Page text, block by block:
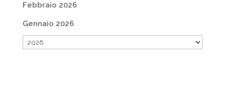
Febbraio 2026
Gennaio 2026